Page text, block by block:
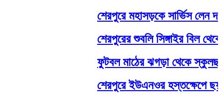
শেরপুরে মহাসড়কে সার্ভিস লেন
শেরপুরের শুবলি সিঙ্গাইর বিল থেকে
ফুটবল মাঠের ঝগড়া থেকে
শেরপুরে ইউএনওর হস্তক্ষেপে ছয়